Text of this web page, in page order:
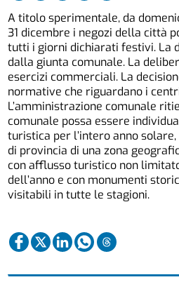
A titolo sperimentale, da
31 dicembre i negozi della città
tutti i giorni dichiarati festivi. La
dalla giunta comunale. La
esercizi commerciali. La
normative che riguardano i
L’amministrazione comunale
comunale possa essere
turistica per l’intero anno
di provincia di una zona
con afflusso turistico non
dell’anno e con monumenti
visitabili in tutte le stagioni.